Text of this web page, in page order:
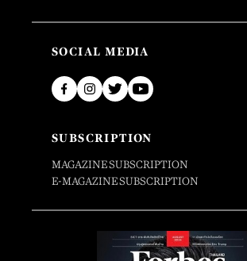
SOCIAL MEDIA
SUBSCRIPTION
MAGAZINE SUBSCRIPTION
E-MAGAZINE SUBSCRIPTION